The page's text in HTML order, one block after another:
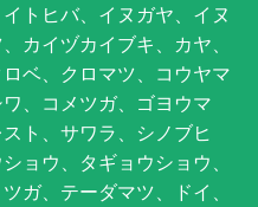
トヒバ、イヌガヤ、イヌ
カイヅカイブキ、カヤ、
ベ、クロマツ、コウヤマ
、コメツガ、ゴヨウマ
ト、サワラ、シノブヒ
ョウ、タギョウショウ、
ガ、テーダマツ、ドイ、